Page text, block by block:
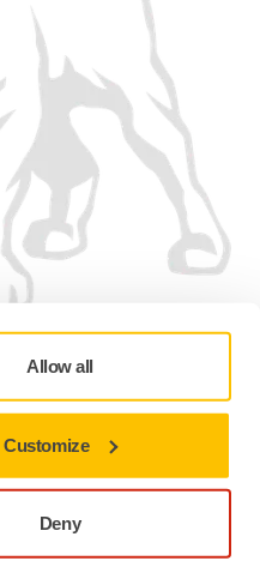
Allow all
Customize
Deny
maradáshoz zárja be